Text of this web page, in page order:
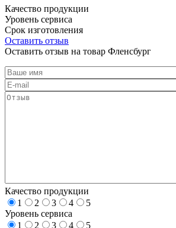
Качество продукции
Уровень сервиса
Срок изготовления
Оставить отзыв
Оставить отзыв на товар Фленсбург
Качество продукции
1
2 3 4
5
Уровень сервиса
1
2 3 4
5